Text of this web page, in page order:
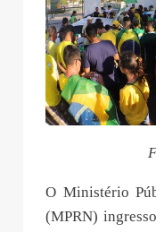
O Ministério
(MPRN)